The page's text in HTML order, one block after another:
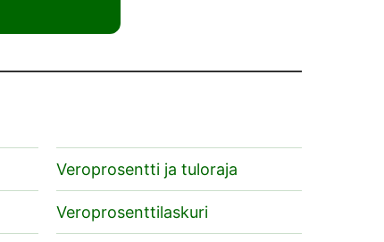
Veroprosentti ja tuloraja
Veroprosenttilaskuri